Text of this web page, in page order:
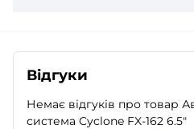
Відгуки
Немає відгуків про товар
система Cyclone FX-162 6.5″